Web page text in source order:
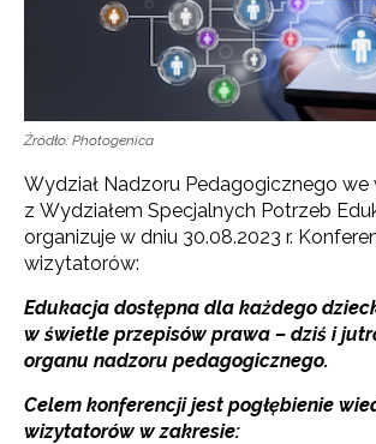
Źródło: Photogenica
Wydział Nadzoru Pedagogicznego we
z Wydziałem Specjalnych Potrzeb
organizuje w dniu 30.08.2023 r.
wizytatorów:
Edukacja dostępna dla każdego
w świetle przepisów prawa – dziś i
organu nadzoru pedagogicznego.
Celem konferencji jest pogłębienie
wizytatorów w zakresie: